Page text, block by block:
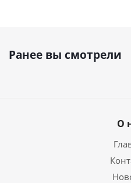
Ранее вы смотрели
О